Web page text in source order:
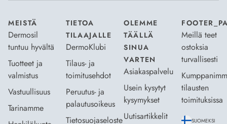
MEISTÄ
Dermosil
tuntuu hyvältä
Tuotteet ja
valmistus
Vastuullisuus
Tarinamme
TIETOA
TILAAJALLE
DermoKlubi
Tilaus- ja
toimitusehdot
Peruutus- ja
palautusoikeus
Tietosuojaseloste
OLEMME
TÄÄLLÄ
SINUA
VARTEN
Asiakaspalvelu
Usein kysytyt
kysymykset
Uutisartikkelit
Meillä teet
ostoksia
turvallisesti
tilausten
toimituksissa
SUOMEKSI